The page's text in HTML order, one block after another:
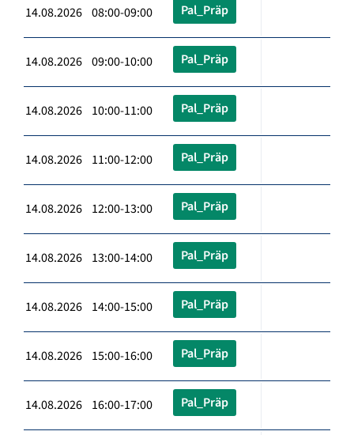
14.08.2026 08:00-09:00 Pal_Präp
14.08.2026 09:00-10:00 Pal_Präp
14.08.2026 10:00-11:00 Pal_Präp
14.08.2026 11:00-12:00 Pal_Präp
14.08.2026 12:00-13:00 Pal_Präp
14.08.2026 13:00-14:00 Pal_Präp
14.08.2026 14:00-15:00 Pal_Präp
14.08.2026 15:00-16:00 Pal_Präp
14.08.2026 16:00-17:00 Pal_Präp